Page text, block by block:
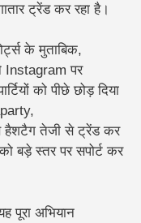
ट्रेंड कर रहा है।
के मुताबिक,
Instagram पर
को पीछे छोड़ दिया
तेजी से ट्रेंड कर
बड़े स्तर पर सपोर्ट कर
पूरा अभियान